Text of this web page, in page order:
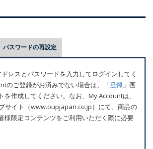
クティブなタブ)
パスワードの再設定
レスとパスワードを入力してログインしてく
のご登録がお済みでない場合は、「登録 」画
を作成してください。なお、My Accountは、
サイト（www.oupjapan.co.jp）にて、商品の
様限定コンテンツをご利用いただく際に必要